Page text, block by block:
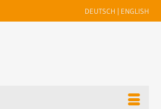
DEUTSCH | ENGLISH